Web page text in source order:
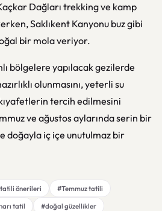
Dağları trekking ve kamp
Saklıkent Kanyonu buz gibi
bir mola veriyor.
bölgelere yapılacak gezilerde
olunmasını, yeterli su
tercih edilmesini
ve ağustos aylarında serin bir
doğayla iç içe unutulmaz bir
önerileri
#Temmuz tatili
tatil
#doğal güzellikler